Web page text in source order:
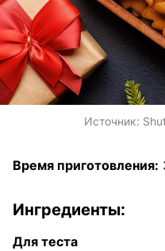
Источник:
Время приготовления:
Ингредиенты:
Для теста